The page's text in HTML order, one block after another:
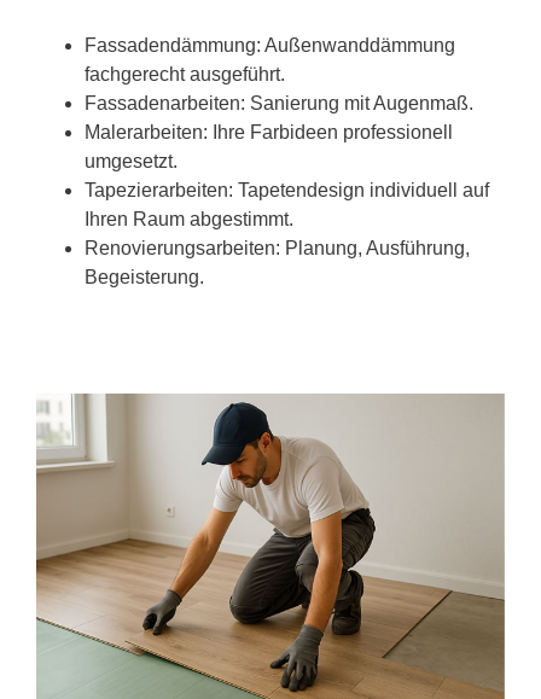
Fassadendämmung: Außenwanddämmung
fachgerecht ausgeführt.
Fassadenarbeiten: Sanierung mit Augenmaß.
Malerarbeiten: Ihre Farbideen professionell
umgesetzt.
Tapezierarbeiten: Tapetendesign individuell auf
Ihren Raum abgestimmt.
Renovierungsarbeiten: Planung, Ausführung,
Begeisterung.